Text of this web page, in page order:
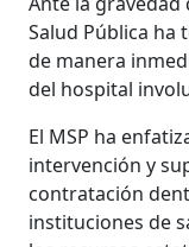
Salud Pública ha
de manera
del hospital
El MSP ha
intervención y
contratación
instituciones de